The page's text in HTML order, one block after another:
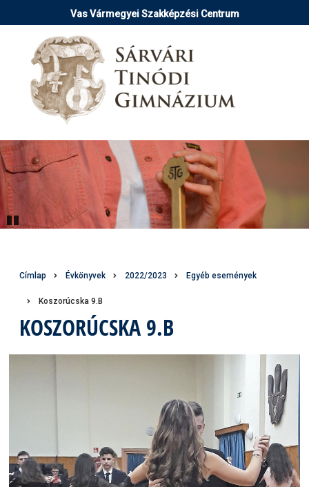
a
tartalomra
Vas Vármegyei Szakképzési Centrum
Morzsa
Címlap Évkönyvek 2022/2023 Egyéb események
Koszorúcska 9.B
KOSZORÚCSKA 9.B